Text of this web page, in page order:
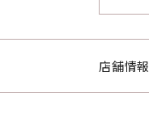
店舗情報